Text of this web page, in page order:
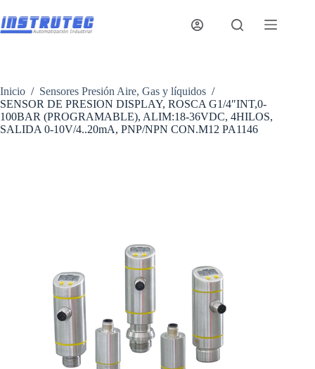
al
contenido
Inicio / Sensores Presión Aire, Gas y líquidos /
SENSOR DE PRESION DISPLAY, ROSCA G1/4″INT,0-
100BAR (PROGRAMABLE), ALIM:18-36VDC, 4HILOS,
SALIDA 0-10V/4..20mA, PNP/NPN CON.M12 PA1146